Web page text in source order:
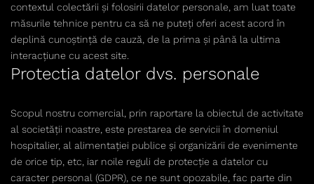
contextul colectării și folosirii datelor personale, am luat toate
măsurile tehnice pentru ca să ne puteți oferi acest acord în
deplină cunoștință de cauză, de la prima și până la ultima
interacțiune cu acest site.
Protectia datelor dvs. personale
Scopul nostru comercial, prin raportare la obiectul de activitate
al societății noastre, este prestarea de servicii în domeniul
hospitalier, al alimentației publice și organizării de evenimente
de orice tip, etc, iar noile reguli de protecție a datelor cu
caracter personal (GDPR), ce ne sunt opozabile, fac parte din